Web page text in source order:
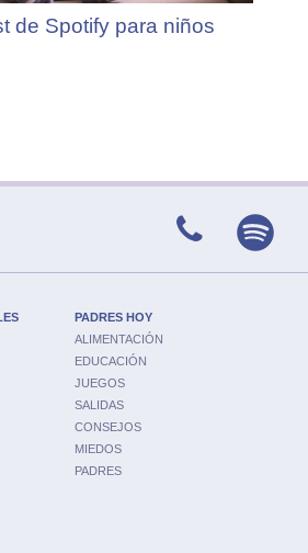
de Spotify para niños
PADRES HOY
ALIMENTACIÓN
EDUCACIÓN
JUEGOS
SALIDAS
CONSEJOS
MIEDOS
PADRES